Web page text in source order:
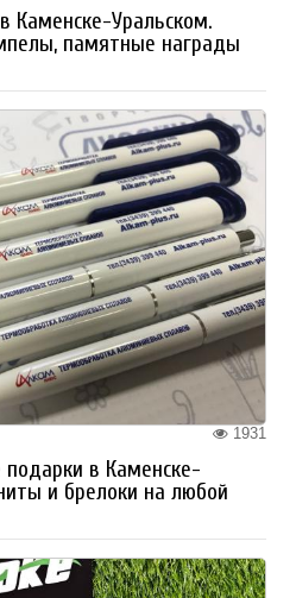
Каменске-Уральском.
памятные награды
1931
в Каменске-
и брелоки на любой